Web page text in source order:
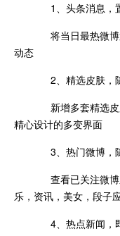
1、头条消息，
将当日最热微博
动态
2、精选皮肤，
新增多套精选皮
精心设计的多变界面
3、热门微博，
查看已关注微博
乐，资讯，美女，段子
4、热点新闻，